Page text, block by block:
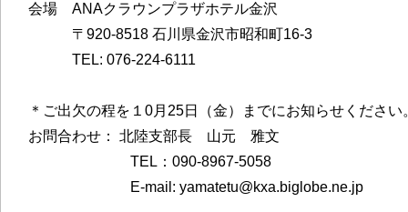
会場 ANAクラウンプラザホテル金沢
〒920-8518 石川県金沢市昭和町16-3
TEL: 076-224-6111
＊ご出欠の程を１0月25日（金）までにお知らせください
お問合わせ： 北陸支部長 山元 雅文
TEL：090-8967-5058
E-mail: yamatetu@kxa.biglobe.ne.jp